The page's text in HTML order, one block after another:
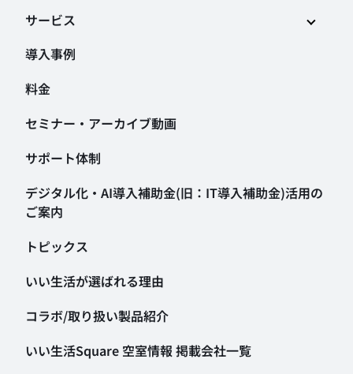
導入事例
料金
セミナー・アーカイブ動画
サポート体制
デジタル化・AI導入補助金(旧：IT導入補助金)活用の
ご案内
トピックス
いい生活が選ばれる理由
コラボ/取り扱い製品紹介
いい生活Square 空室情報 掲載会社一覧
サービス